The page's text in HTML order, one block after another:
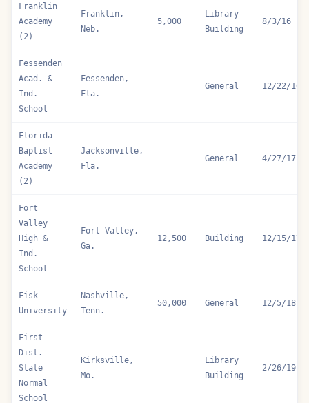
Franklin
Academy
(2)
Franklin,
Neb.
5,000
Library
Building
8/3/16
Fessenden
Acad. &
Ind.
School
Fessenden,
Fla.
General 12/22/16
Florida
Baptist
Academy
(2)
Jacksonville,
Fla.
General 4/27/17
Fort
Valley
High &
Ind.
School
Fort Valley,
Ga.
12,500 Building 12/15/17
Fisk
University
Nashville,
Tenn.
50,000 General 12/5/18
First
Dist.
State
Normal
School
Kirksville,
Mo.
Library
Building
2/26/19